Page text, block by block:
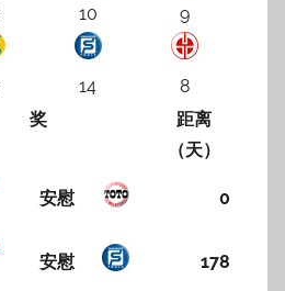
10 9
14
8
奖
距离
（天）
安慰 0
安慰 178